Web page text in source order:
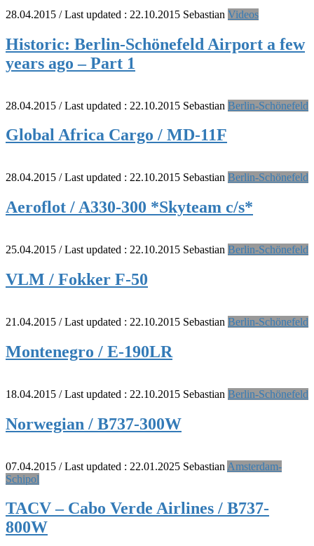
28.04.2015 / Last updated : 22.10.2015 Sebastian Videos
Historic: Berlin-Schönefeld Airport a few
years ago – Part 1
28.04.2015 / Last updated : 22.10.2015 Sebastian Berlin-Schönefeld
Global Africa Cargo / MD-11F
28.04.2015 / Last updated : 22.10.2015 Sebastian Berlin-Schönefeld
Aeroflot / A330-300 *Skyteam c/s*
25.04.2015 / Last updated : 22.10.2015 Sebastian Berlin-Schönefeld
VLM / Fokker F-50
21.04.2015 / Last updated : 22.10.2015 Sebastian Berlin-Schönefeld
Montenegro / E-190LR
18.04.2015 / Last updated : 22.10.2015 Sebastian Berlin-Schönefeld
Norwegian / B737-300W
07.04.2015 / Last updated : 22.01.2025 Sebastian Amsterdam-
Schipol
TACV – Cabo Verde Airlines / B737-
800W